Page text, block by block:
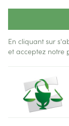
En cliquant sur
et acceptez notre